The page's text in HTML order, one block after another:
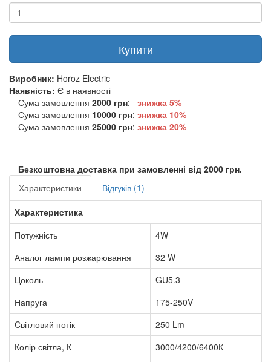
Купити
Виробник: Horoz Electric
Наявність: Є в наявності
Сума замовлення 2000 грн:
знижка 5%
Сума замовлення 10000 грн: знижка 10%
Сума замовлення 25000 грн: знижка 20%
Безкоштовна доставка при замовленні від 2000 грн.
Характеристики
Відгуків (1)
Характеристика
Потужність
4W
Аналог лампи розжарювання
32 W
Цоколь
GU5.3
Напруга
175-250V
Cвітловий потік
250 Lm
Колір світла, К
3000/4200/6400К